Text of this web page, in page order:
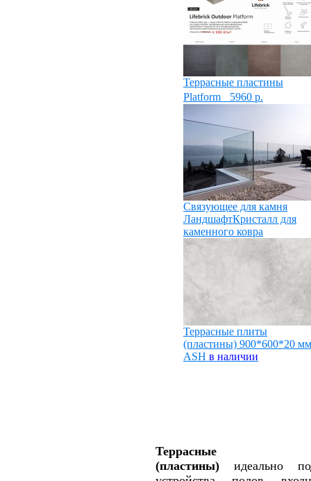
Террасные пластины
Platform
5960 р.
Связующее для камня
ЛандшафтКристалл для
каменного ковра
Террасные плиты
(пластины) 900*600*20 мм
ASH в наличии
Террасные
(пластины) идеально